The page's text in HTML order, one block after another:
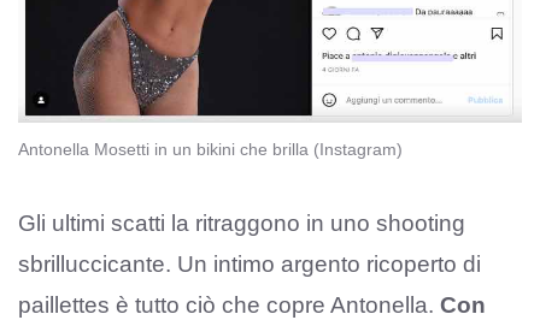
Antonella Mosetti in un bikini che brilla (Instagram)
Gli ultimi scatti la ritraggono in uno shooting
sbrilluccicante. Un intimo argento ricoperto di
paillettes è tutto ciò che copre Antonella. Con